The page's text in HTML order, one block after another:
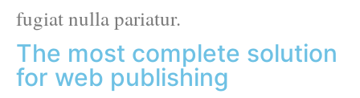
fugiat nulla pariatur.
The most complete solution
for web publishing